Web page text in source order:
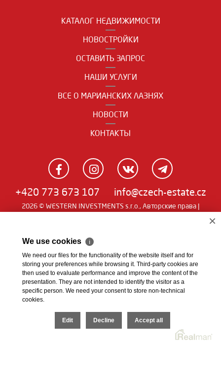
КАТАЛОГ НЕДВИЖИМОСТИ
НОВОСТРОЙКИ
ОСТАВИТЬ ЗАПРОС
НАШИ УСЛУГИ
ВСЕ О МАРИАНСКИХ ЛАЗНЯХ
НОВОСТИ
КОНТАКТЫ
+420 773 673 107 info@czech-estate.cz
2026 © WESTERN INVESTMENTS s.r.o., Авторские права |
×
We use cookies ℹ
We need our files for the functionality of the website itself and for
storing your preferences while browsing it. Third-party cookies are
then used to evaluate performance and improve the content of the
presentation. They are not intended to identify the visitor as a
specific person. We need your consent to store non-technical
cookies.
Edit Decline Accept all